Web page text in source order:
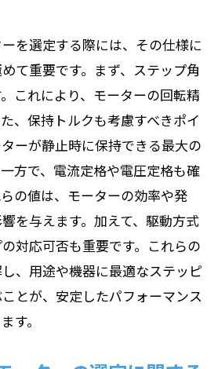
を選定する際には、その仕様に
て重要です。まず、ステップ角
これにより、モーターの回転精
、保持トルクも考慮すべきポイ
ーが静止時に保持できる最大の
方で、電流定格や電圧定格も確
の値は、モーターの効率や発
を与えます。加えて、駆動方式
対応可否も重要です。これらの
、用途や機器に最適なステッピ
とが、安定したパフォーマンス
す。